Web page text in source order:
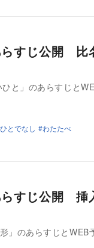
らすじ公開 比
と」のあらすじと
とでなし わたたべ
らすじ公開 挿
」のあらすじとWEB